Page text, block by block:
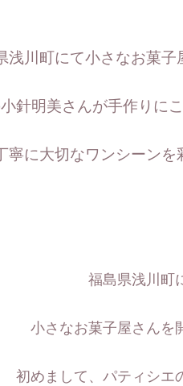
浅川町にて小さなお菓子
針明美さんが手作りに
寧に大切なワンシーンを
福島県浅川町
小さなお菓子屋さんを
初めまして、パティシエ